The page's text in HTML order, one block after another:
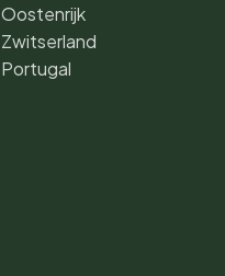
Oostenrijk
Zwitserland
Portugal